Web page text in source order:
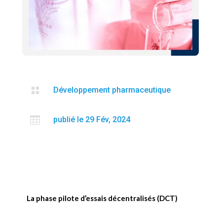
 Développement pharmaceutique
 publié le 29 Fév, 2024
La phase pilote d’essais décentralisés (DCT)